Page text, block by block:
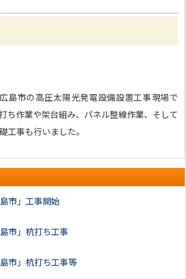
島市の高圧太陽光発電設備設置工事現場で
ち作業や架台組み、パネル整線作業、そして
工事も行いました。
島市」工事開始
島市」杭打ち工事
島市」杭打ち工事等